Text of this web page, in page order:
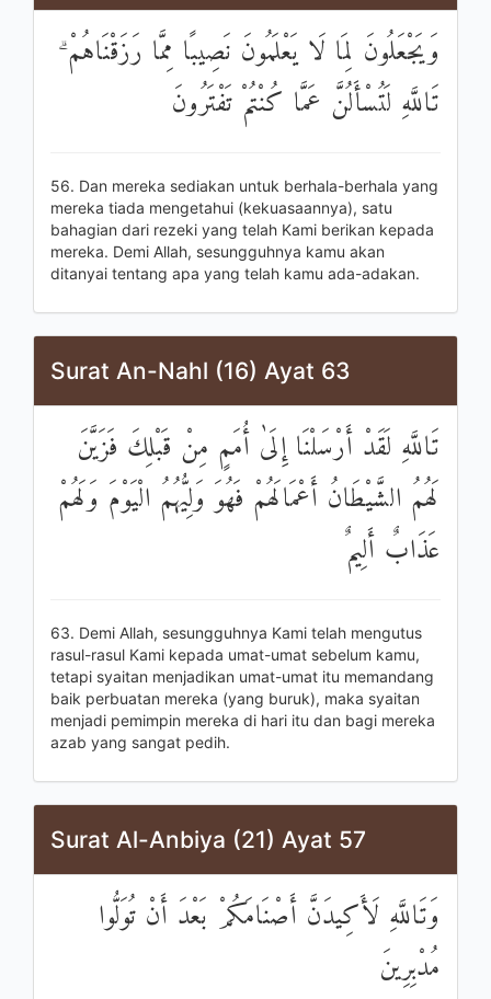
وَيَجْعَلُونَ لِمَا لَا يَعْلَمُونَ نَصِيبًا مِمَّا رَزَقْنَاهُمْ ۗ
تَاللَّهِ لَتُسْأَلُنَّ عَمَّا كُنْتُمْ تَفْتَرُونَ
56. Dan mereka sediakan untuk berhala-berhala yang
mereka tiada mengetahui (kekuasaannya), satu
bahagian dari rezeki yang telah Kami berikan kepada
mereka. Demi Allah, sesungguhnya kamu akan
ditanyai tentang apa yang telah kamu ada-adakan.
Surat An-Nahl (16) Ayat 63
تَاللَّهِ لَقَدْ أَرْسَلْنَا إِلَىٰ أُمَمٍ مِنْ قَبْلِكَ فَزَيَّنَ
لَهُمُ الشَّيْطَانُ أَعْمَالَهُمْ فَهُوَ وَلِيُّهُمُ الْيَوْمَ وَلَهُمْ
عَذَابٌ أَلِيمٌ
63. Demi Allah, sesungguhnya Kami telah mengutus
rasul-rasul Kami kepada umat-umat sebelum kamu,
tetapi syaitan menjadikan umat-umat itu memandang
baik perbuatan mereka (yang buruk), maka syaitan
menjadi pemimpin mereka di hari itu dan bagi mereka
azab yang sangat pedih.
Surat Al-Anbiya (21) Ayat 57
وَتَاللَّهِ لَأَكِيدَنَّ أَصْنَامَكُمْ بَعْدَ أَنْ تُوَلُّوا
مُدْبِرِينَ